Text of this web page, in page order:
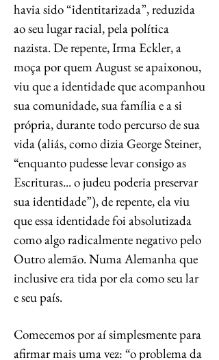
havia sido “identitarizada”, reduzida
ao seu lugar racial, pela política
nazista. De repente, Irma Eckler, a
moça por quem August se apaixonou,
viu que a identidade que acompanhou
sua comunidade, sua família e a si
própria, durante todo percurso de sua
vida (aliás, como dizia George Steiner,
“enquanto pudesse levar consigo as
Escrituras... o judeu poderia preservar
sua identidade”), de repente, ela viu
que essa identidade foi absolutizada
como algo radicalmente negativo pelo
Outro alemão. Numa Alemanha que
inclusive era tida por ela como seu lar
e seu país.
Comecemos por aí simplesmente para
afirmar mais uma vez: “o problema da